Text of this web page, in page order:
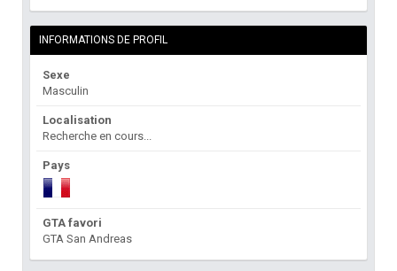
INFORMATIONS DE PROFIL
Sexe
Masculin
Localisation
Recherche en cours...
Pays
GTA favori
GTA San Andreas